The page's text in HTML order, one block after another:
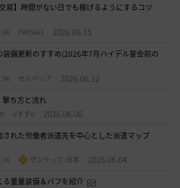
易】時間がない日でも稼げるようにするコツ
FRESIA3 2026.06.15
装備更新のすすめ(2026年7月ハイデル宴会前の
セルベリア 2026.06.12
撃ち方と流れ
oすずo 2026.06.06
された労働者派遣先を中心とした派遣マップ
ザンナック-日本 2026.06.04
る重量装備＆バフを紹介